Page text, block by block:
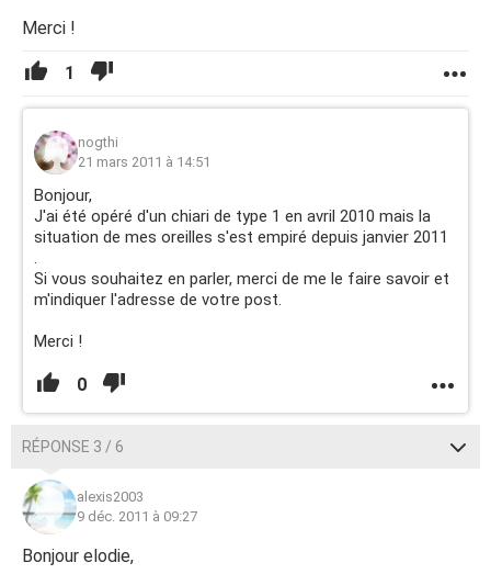
Merci !
1
nogthi
21 mars 2011 à 14:51
Bonjour,
J'ai été opéré d'un chiari de type 1 en avril 2010 mais la
situation de mes oreilles s'est empiré depuis janvier 2011
.
Si vous souhaitez en parler, merci de me le faire savoir et
m'indiquer l'adresse de votre post.
Merci !
0
RÉPONSE 3 / 6
alexis2003
9 déc. 2011 à 09:27
Bonjour elodie,